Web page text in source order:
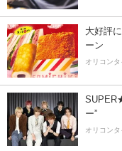
大好評
ーン
オリコン
ー”
オリコン